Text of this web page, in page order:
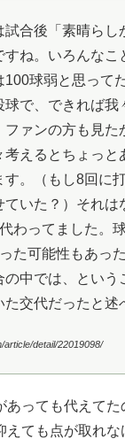
合後「素晴らし
ね。いろんなこ
100球弱と思って
で、できれば我
ファンの方も見た
考えるとちょっと
す。（もし8回に
いた？）それは
わってました。
た可能性もあっ
の中では、という
交代だったと述
detail/22019098/
っても代えてた
えても点が取れな